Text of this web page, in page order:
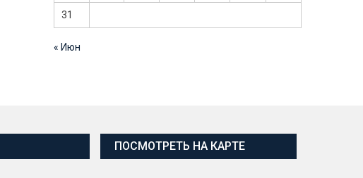
31
« Июн
ПОСМОТРЕТЬ НА КАРТЕ